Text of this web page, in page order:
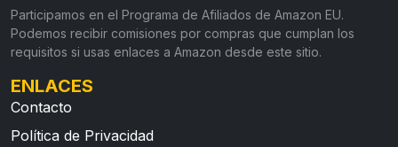
Participamos en el Programa de Afiliados de Amazon EU.
Podemos recibir comisiones por compras que cumplan los
requisitos si usas enlaces a Amazon desde este sitio.
ENLACES
Contacto
Política de Privacidad